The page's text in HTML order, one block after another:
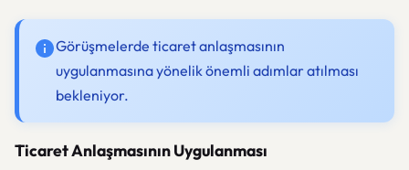
Görüşmelerde ticaret anlaşmasının
uygulanmasına yönelik önemli adımlar atılması
bekleniyor.
Ticaret Anlaşmasının Uygulanması